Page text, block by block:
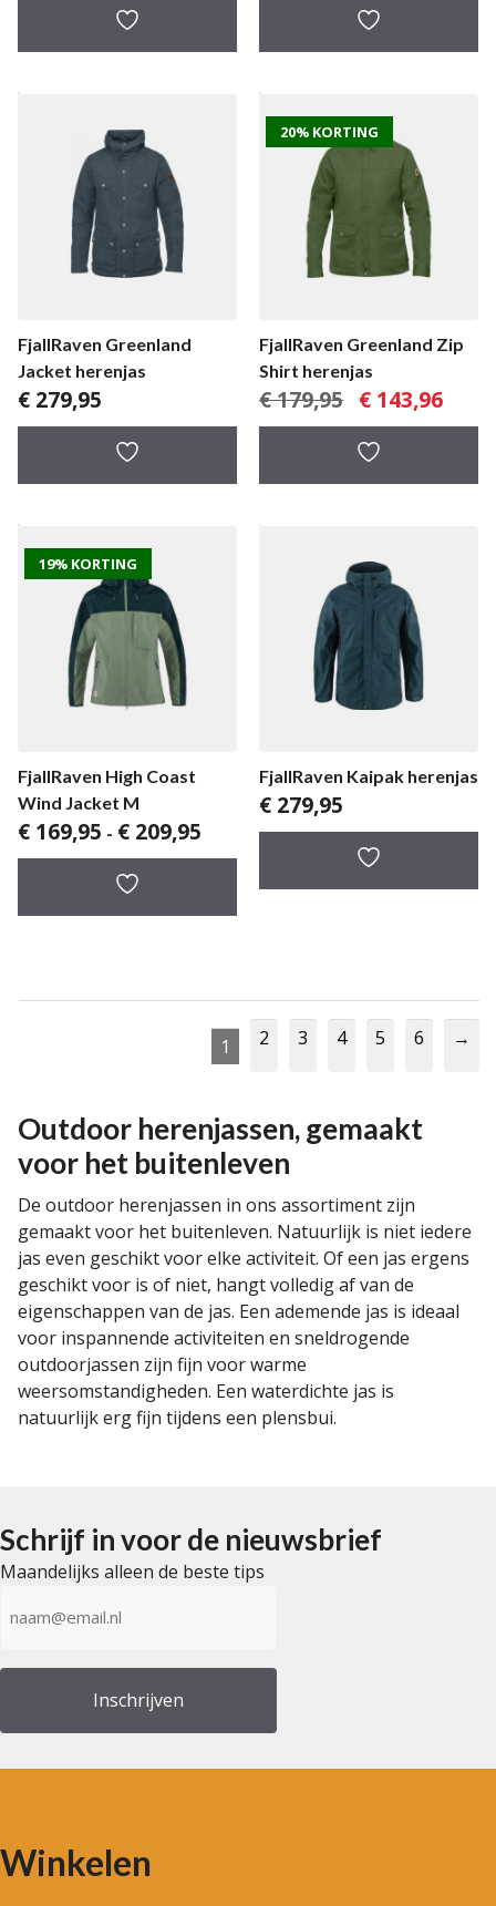
FjallRaven Greenland
Jacket herenjas
€ 279,95
20% KORTING
FjallRaven Greenland Zip
Shirt herenjas
€179,95
Oorspronkelijke
was:
€ 179,95.
€ 143,96
19% KORTING
FjallRaven High Coast
Wind Jacket M
€ 169,95 - € 209,95
€ 209,95
FjallRaven Kaipak herenjas
€ 279,95
1 2 3 4 5 6 →
Outdoor herenjassen, gemaakt
voor het buitenleven
De outdoor herenjassen in ons assortiment zijn
gemaakt voor het buitenleven. Natuurlijk is niet iedere
jas even geschikt voor elke activiteit. Of een jas ergens
geschikt voor is of niet, hangt volledig af van de
eigenschappen van de jas. Een ademende jas is ideaal
voor inspannende activiteiten en sneldrogende
outdoorjassen zijn fijn voor warme
weersomstandigheden. Een waterdichte jas is
natuurlijk erg fijn tijdens een plensbui.
Schrijf in voor de nieuwsbrief
Maandelijks alleen de beste tips
mailadres
Winkelen